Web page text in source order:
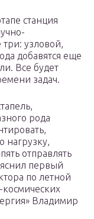
станция
три: узловой,
добавятся еще
Все будет
задач.
рода
нагрузку,
отправлять
первый
по летной
Владимир